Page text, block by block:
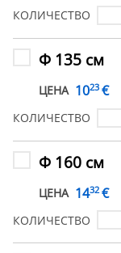
КОЛИЧЕСТВО
Ф 135 см
ЦЕНА 1023 €
КОЛИЧЕСТВО
Ф 160 см
ЦЕНА 1432 €
КОЛИЧЕСТВО